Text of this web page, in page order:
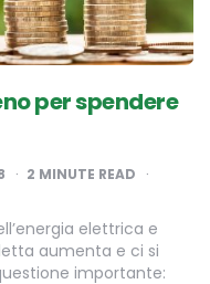
per spendere
2 MINUTE READ
elettrica e
aumenta e ci si
importante: